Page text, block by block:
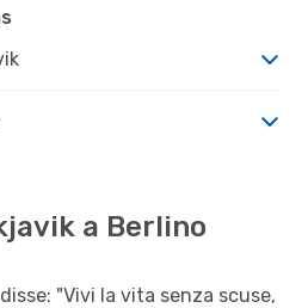
a Berlino
"Vivi la vita senza scuse,